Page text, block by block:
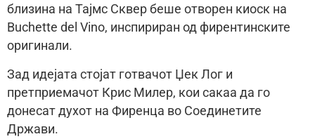
близина на Тајмс Сквер беше отворен киоск на
Buchette del Vino, инспириран од фирентинските
оригинали.
Зад идејата стојат готвачот Џек Лог и
претприемачот Крис Милер, кои сакаа да го
донесат духот на Фиренца во Соединетите
Држави.